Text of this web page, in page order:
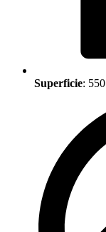
Superficie: 550